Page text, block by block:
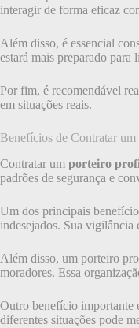
interagir de forma eficaz
Além disso, é essencial
estará mais preparado
Por fim, é recomendável
em situações reais.
Benefícios de Contratar
Contratar um porteiro
padrões de segurança e
Um dos principais
indesejados. Sua vigilância
Além disso, um porteiro
moradores. Essa
Outro benefício importante
diferentes situações pode